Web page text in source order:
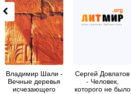
Владимир Шали -
Вечные деревья
исчезающего
Сергей Довлатов
- Человек,
которого не было